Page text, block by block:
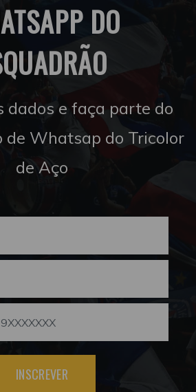
DO
dados e faça parte do
de Whatsap do Tricolor
de Aço
INSCREVER